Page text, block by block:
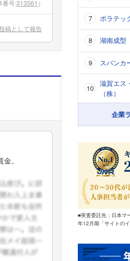
番号:313561 ）
稿として報告
。
ポラテッ
湖南成型
スパンカ
滋賀エス
（株）
企業
■実査委託先：日本マ
年12月期「サイトのイ